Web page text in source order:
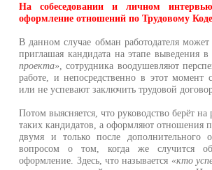
На собеседовании и личном
оформление отношений по Трудовому
В данном случае обман работодателя
приглашая кандидата на этапе выведения в
проекта» , сотрудника воодушевляют
работе, и непосредственно в этот
или не успевают заключить трудовой
Потом выясняется, что руководство берёт на
таких кандидатов, а оформляют
двумя и только после дополнительного
вопросом о том, когда же случится
оформление. Здесь, что называется «кто